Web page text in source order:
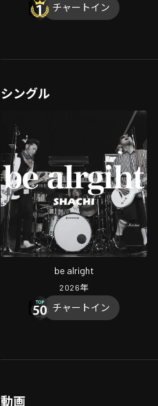
チャートイン
シングル
be alright
2026年
チャートイン
動画